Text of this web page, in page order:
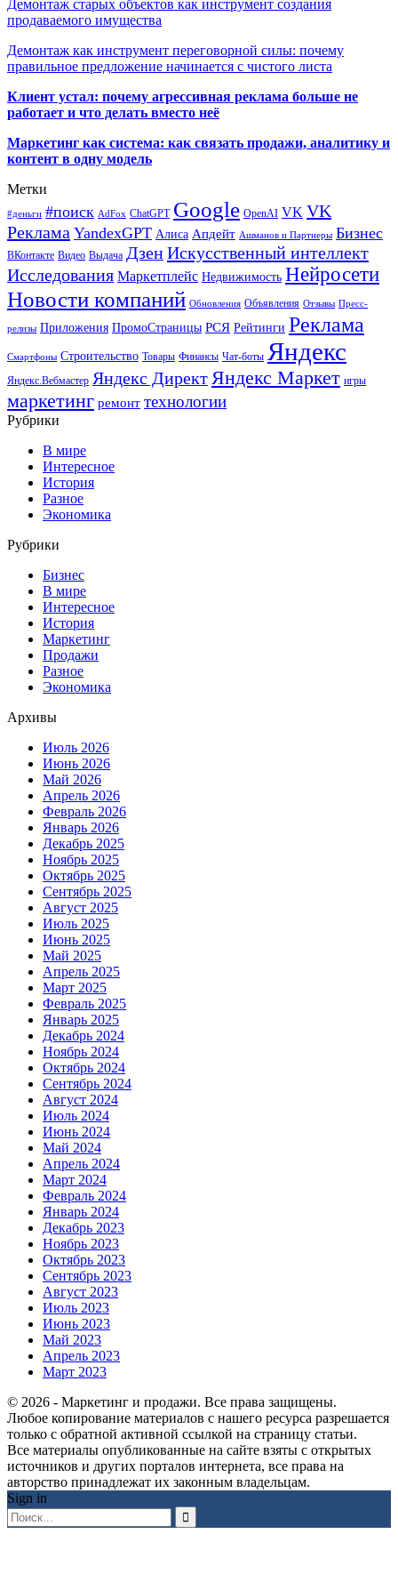
Демонтаж старых объектов как инструмент создания
продаваемого имущества
Демонтаж как инструмент переговорной силы: почему
правильное предложение начинается с чистого листа
Клиент устал: почему агрессивная реклама больше не
работает и что делать вместо неё
Маркетинг как система: как связать продажи, аналитику и
контент в одну модель
Метки
#деньги #поиск AdFox ChatGPT Google OpenAI VK VK
Реклама YandexGPT Алиса Апдейт Ашманов и Партнеры Бизнес
ВКонтакте Видео Выдача ДзенИскусственный интеллект
Исследования Маркетплейс Недвижимость Нейросети
Новости компаний Обновления Объявления Отзывы Пресс-
релизы Приложения ПромоСтраницы РСЯ Рейтинги Реклама
Смартфоны Строительство Товары Финансы Чат-боты Яндекс
Яндекс.Вебмастер Яндекс Директ Яндекс Маркет игры
маркетинг ремонт технологии
Рубрики
В мире
Интересное
История
Разное
Экономика
Рубрики
Бизнес
В мире
Интересное
История
Маркетинг
Продажи
Разное
Экономика
Архивы
Июль 2026
Июнь 2026
Май 2026
Апрель 2026
Февраль 2026
Январь 2026
Декабрь 2025
Ноябрь 2025
Октябрь 2025
Сентябрь 2025
Август 2025
Июль 2025
Июнь 2025
Май 2025
Апрель 2025
Март 2025
Февраль 2025
Январь 2025
Декабрь 2024
Ноябрь 2024
Октябрь 2024
Сентябрь 2024
Август 2024
Июль 2024
Июнь 2024
Май 2024
Апрель 2024
Март 2024
Февраль 2024
Январь 2024
Декабрь 2023
Ноябрь 2023
Октябрь 2023
Сентябрь 2023
Август 2023
Июль 2023
Июнь 2023
Май 2023
Апрель 2023
Март 2023
© 2026 - Маркетинг и продажи. Все права защищены.
Любое копирование материалов с нашего ресурса разрешается
только с обратной активной ссылкой на страницу статьи.
Все материалы опубликованные на сайте взяты с открытых
источников и других порталов интернета, все права на
авторство принадлежат их законным владельцам.
Sign in